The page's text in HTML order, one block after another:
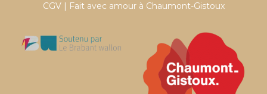
CGV| Fait avec amour à Chaumont-Gistoux